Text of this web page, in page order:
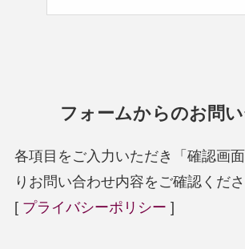
フォームからのお問
各項目をご入力いただき「確認画
りお問い合わせ内容をご確認くださ
[ プライバシーポリシー ]